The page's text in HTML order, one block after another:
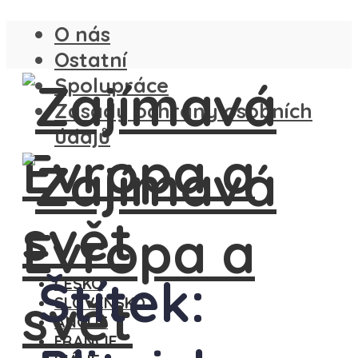
O nás
Ostatní
Spolupráce
Zásady ochrany osobních
údajů
ČESKO
SLOVENSKO
ANGLIE
FRANCIE
Štítek: